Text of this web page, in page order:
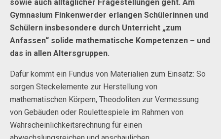
sowie auch alltäglicher Fragestellungen geht. Am
Gymnasium Finkenwerder erlangen Schülerinnen und
Schülern insbesondere durch Unterricht „zum
Anfassen“ solide mathematische Kompetenzen – und
das in allen Altersgruppen.
Dafür kommt ein Fundus von Materialien zum Einsatz: So
sorgen Steckelemente zur Herstellung von
mathematischen Körpern, Theodoliten zur Vermessung
von Gebäuden oder Roulettespiele im Rahmen von
Wahrscheinlichkeitsrechnung für einen